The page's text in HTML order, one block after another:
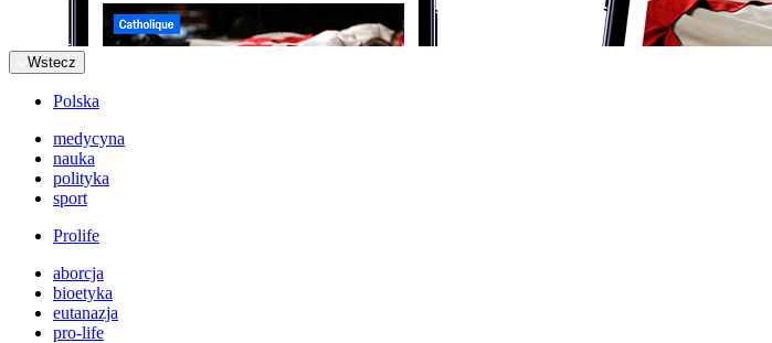
Wstecz
Polska
medycyna
nauka
polityka
sport
Prolife
aborcja
bioetyka
eutanazja
pro-life